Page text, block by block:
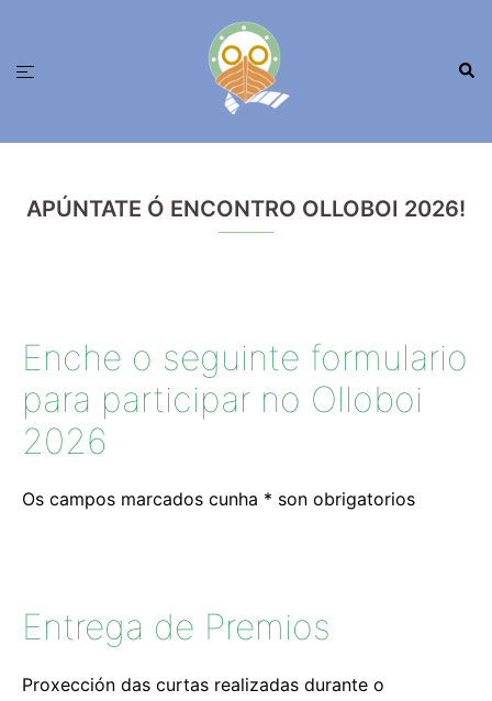
contido
Alternar
APÚNTATE Ó ENCONTRO OLLOBOI 2026!
Enche o seguinte formulario
para participar no Olloboi
2026
Os campos marcados cunha * son obrigatorios
Entrega de Premios
Proxección das curtas realizadas durante o